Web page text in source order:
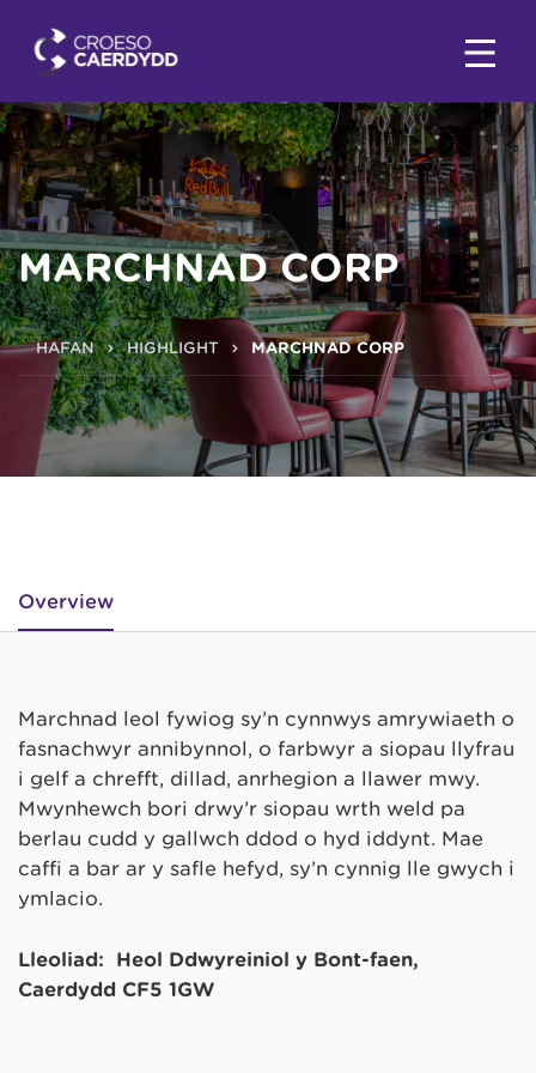
MARCHNAD CORP
HAFAN HIGHLIGHT MARCHNAD CORP
Overview
Marchnad leol fywiog sy’n cynnwys amrywiaeth o
fasnachwyr annibynnol, o farbwyr a siopau llyfrau
i gelf a chrefft, dillad, anrhegion a llawer mwy.
Mwynhewch bori drwy’r siopau wrth weld pa
berlau cudd y gallwch ddod o hyd iddynt. Mae
caffi a bar ar y safle hefyd, sy’n cynnig lle gwych i
ymlacio.
Lleoliad: Heol Ddwyreiniol y Bont-faen,
Caerdydd CF5 1GW